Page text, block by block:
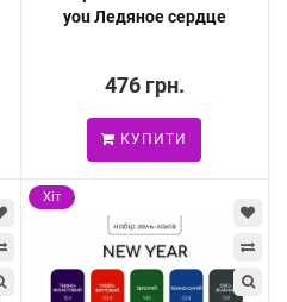
you Ледяное сердце
476 грн.
КУПИТИ
Хіт